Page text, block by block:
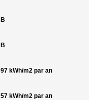
B
B
97 kWh/m2 par an
57 kWh/m2 par an